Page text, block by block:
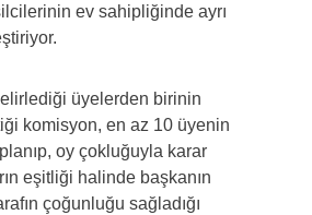
ev sahipliğinde ayrı
üyelerden birinin
komisyon, en az 10 üyenin
oy çokluğuyla karar
eşitliği halinde başkanın
çoğunluğu sağladığı